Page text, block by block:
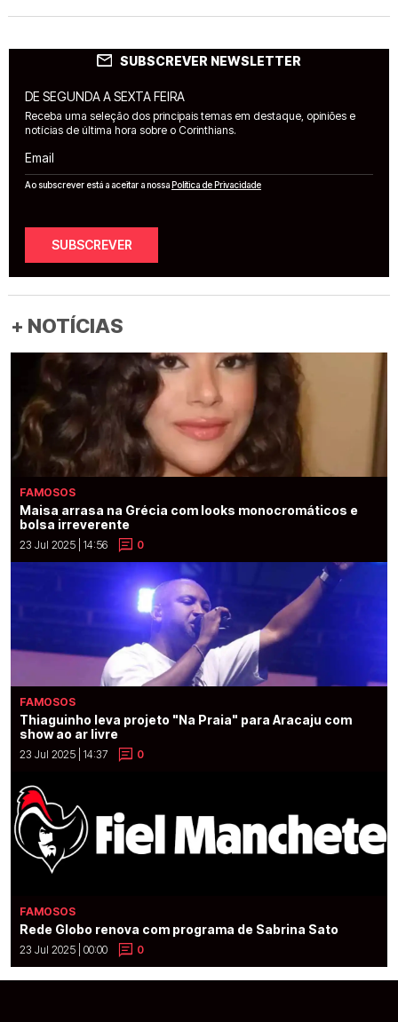
SUBSCREVER NEWSLETTER
DE SEGUNDA A SEXTA FEIRA
Receba uma seleção dos principais temas em destaque, opiniões e
notícias de última hora sobre o Corinthians.
Email
Ao subscrever está a aceitar a nossaPolítica de Privacidade
SUBSCREVER
+ NOTÍCIAS
FAMOSOS
Maisa arrasa na Grécia com looks monocromáticos e
bolsa irreverente
23 Jul 2025 | 14:56 0
FAMOSOS
Thiaguinho leva projeto "Na Praia" para Aracaju com
show ao ar livre
23 Jul 2025 | 14:37 0
FAMOSOS
Rede Globo renova com programa de Sabrina Sato
23 Jul 2025 | 00:00 0